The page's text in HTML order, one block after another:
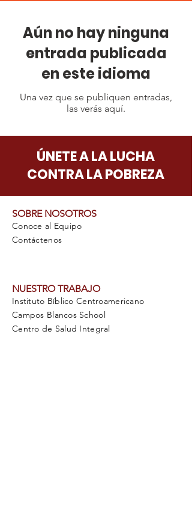
Aún no hay ninguna
entrada publicada
en este idioma
Una vez que se publiquen entradas,
las verás aquí.
ÚNETE A LA LUCHA
CONTRA LA POBREZA
SOBRE NOSOTROS
Conoce al Equipo
Contáctenos
NUESTRO TRABAJO
Instituto Bíblico Centroamericano
Campos Blancos School
Centro de Salud Integral